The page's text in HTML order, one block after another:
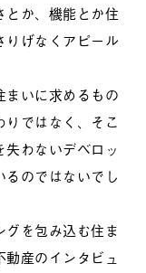
か、機能とか住
げなくアピール
いに求めるもの
ではなく、そこ
わないデベロッ
のではないでし
を包み込む住ま
産のインタビュ